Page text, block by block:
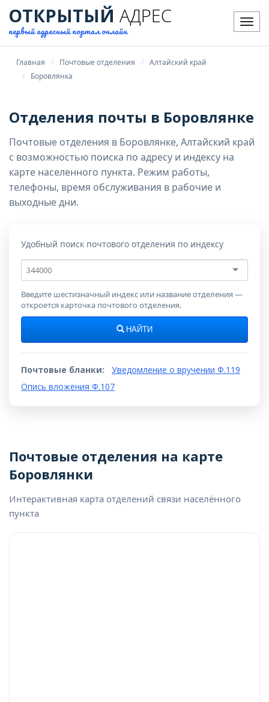
ОТКРЫТЫЙ АДРЕС
первый адресный портал онлайн
Главная Почтовые отделения
Алтайский край
Боровлянка
Отделения почты в Боровлянке
Почтовые отделения в Боровлянке, Алтайский край
с возможностью поиска по адресу и индексу на
карте населенного пункта. Режим работы,
телефоны, время обслуживания в рабочие и
выходные дни.
Удобный поиск почтового отделения по индексу
Почтовый
индекс
Введите шестизначный индекс или название отделения —
откроется карточка почтового отделения.
НАЙТИ
Почтовые бланки:
Уведомление о вручении Ф.119
Опись вложения Ф.107
Почтовые отделения на карте
Боровлянки
Интерактивная карта отделений связи населённого
пункта